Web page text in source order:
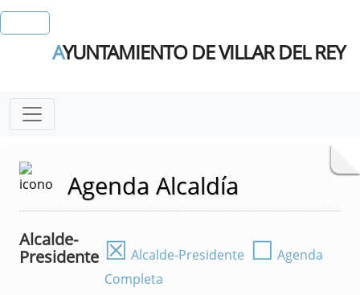
AYUNTAMIENTO DE VILLAR DEL REY
Agenda Alcaldía
Alcalde-
Presidente ☒ Alcalde-Presidente ☐ Agenda
Completa